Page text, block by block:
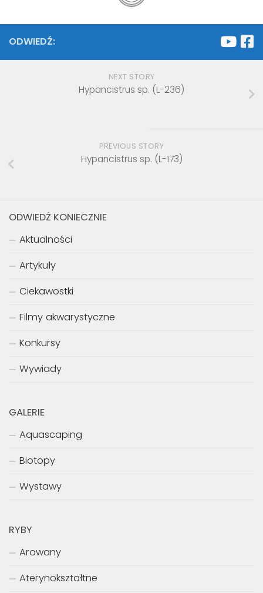
ODWIEDŹ:
NEXT STORY
Hypancistrus sp. (L-236)
PREVIOUS STORY
Hypancistrus sp. (L-173)
ODWIEDŹ KONIECZNIE
Aktualności
Artykuły
Ciekawostki
Filmy akwarystyczne
Konkursy
Wywiady
GALERIE
Aquascaping
Biotopy
Wystawy
RYBY
Arowany
Aterynokształtne